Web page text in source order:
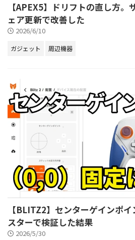
【APEX5】ドリフトの直し方。
ェア更新で改善した
2026/6/10
ガジェット 周辺機器
【BLITZ2】センターゲインポ
スターで検証した結果
2026/5/30